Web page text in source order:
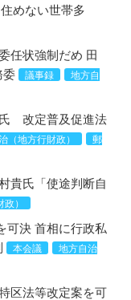
めない世帯多
任状強制だめ 田
委
議事録
地方自
改定普及促進法
（地方行財政）
郵
貴氏「使途判断自
）
可決 首相に行政私
本会議
地方自治
区法等改定案を可